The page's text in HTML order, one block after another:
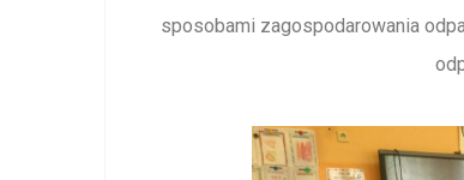
sposobami zagospodarowania